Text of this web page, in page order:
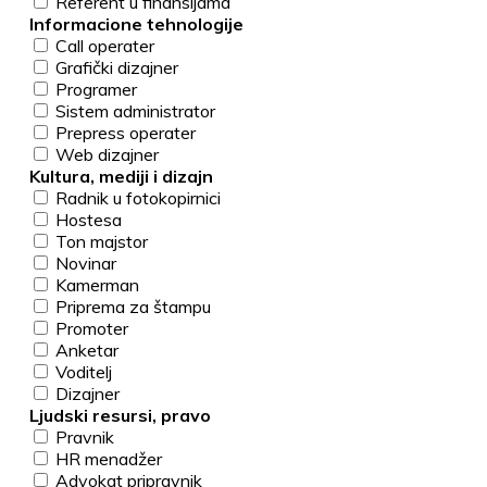
Informacione tehnologije
Call operater
Grafički dizajner
Programer
Sistem administrator
Prepress operater
Web dizajner
Kultura, mediji i dizajn
Radnik u fotokopirnici
Hostesa
Ton majstor
Novinar
Kamerman
Priprema za štampu
Promoter
Anketar
Voditelj
Dizajner
Ljudski resursi, pravo
Pravnik
HR menadžer
Advokat pripravnik